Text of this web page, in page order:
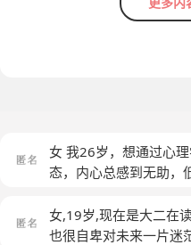
女 我26岁，想通过心
态，内心总感到无助，
避、失去了与他人和社
的倾向，一直坚持跑步
女,19岁,现在是大二在
也很自卑对未来一片迷